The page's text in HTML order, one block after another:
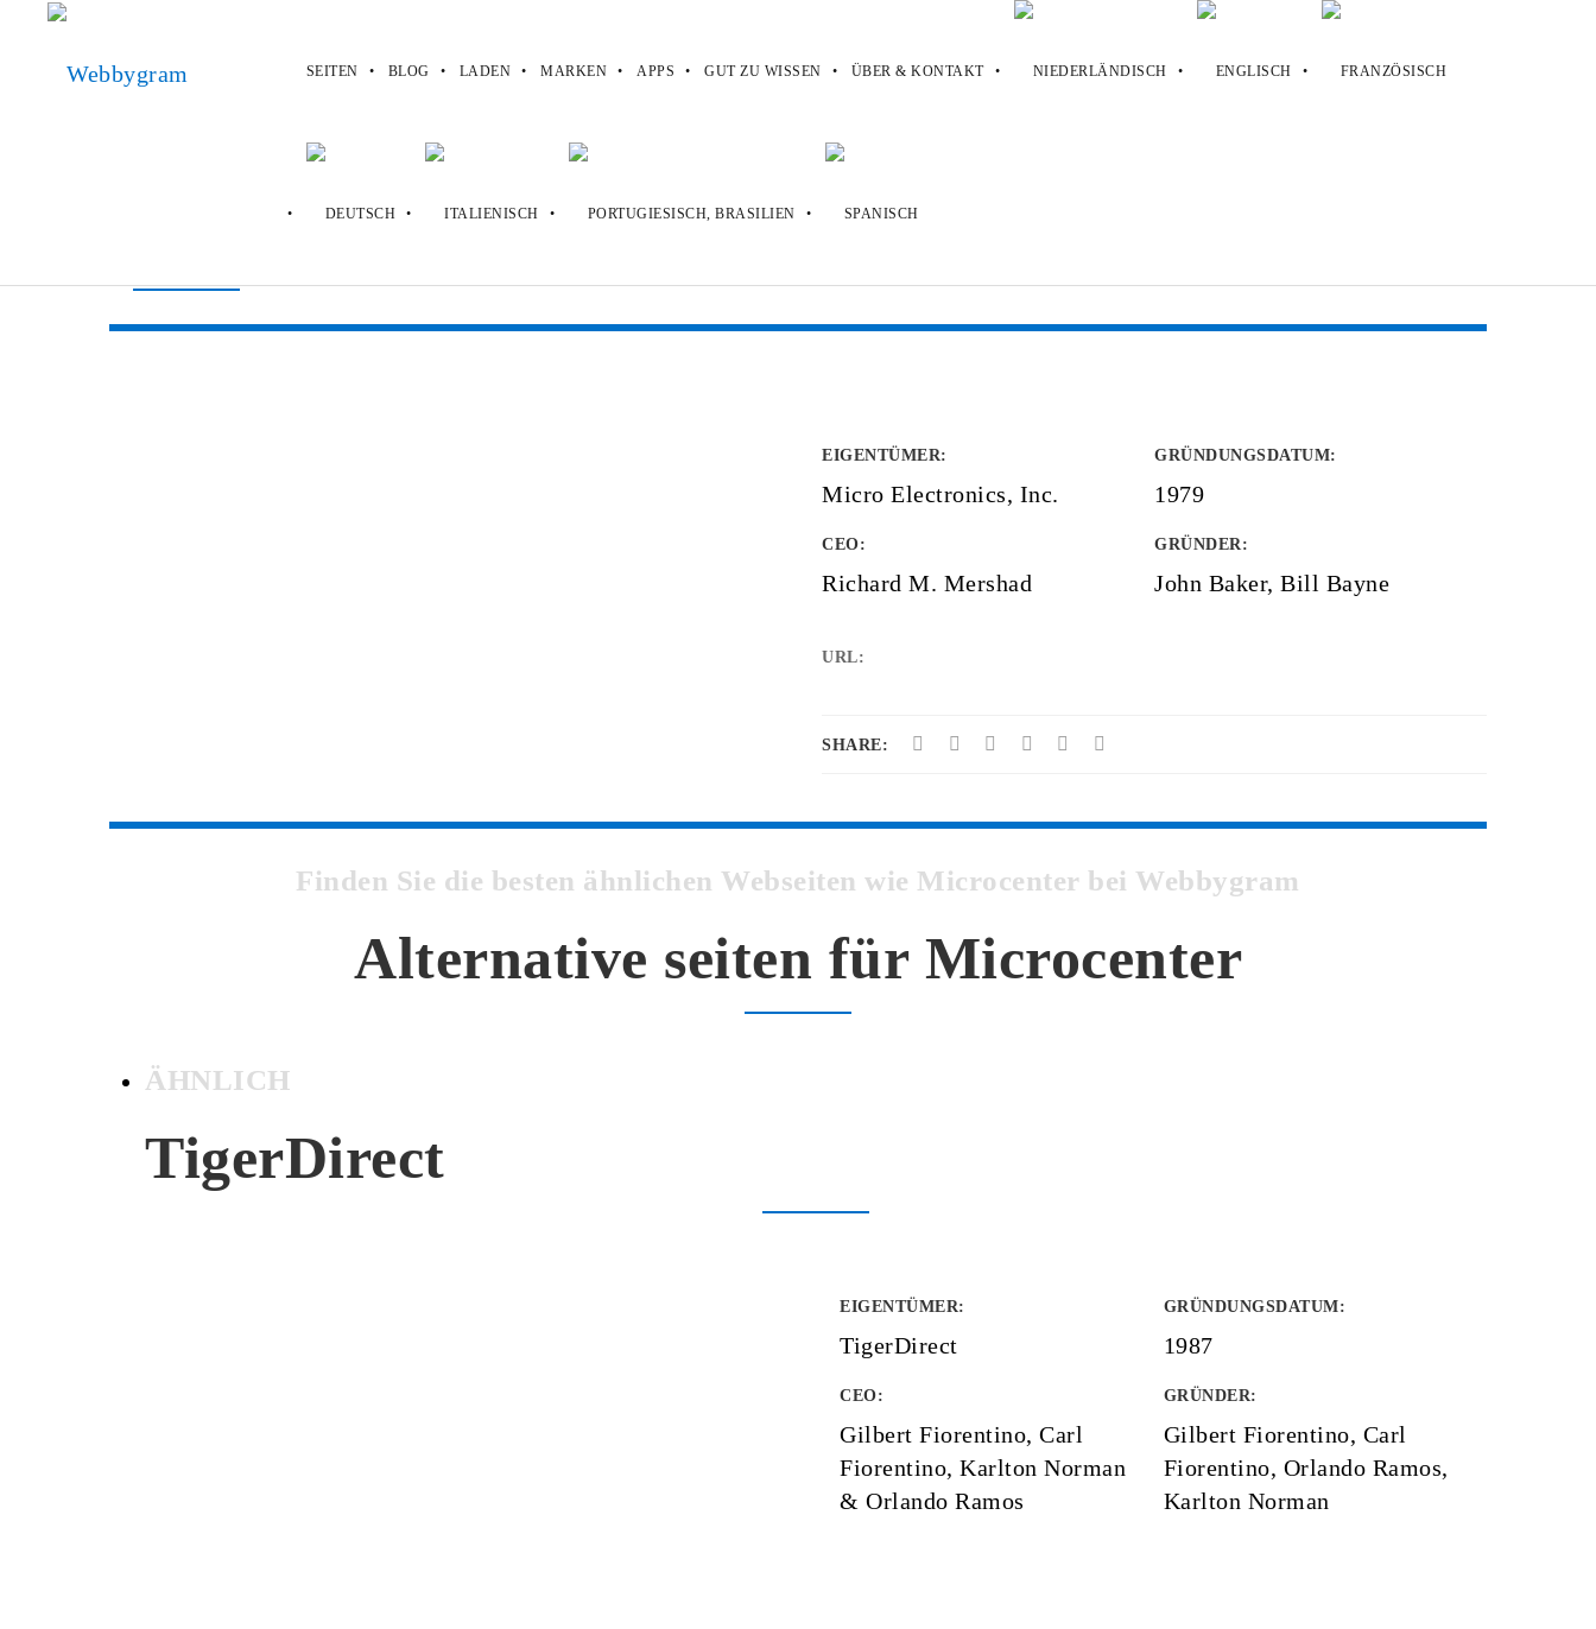
SEITEN BLOG LADEN MARKEN APPS GUT ZU WISSEN ÜBER & KONTAKT
Microcenter
EIGENTÜMER:
Micro Electronics, Inc.
GRÜNDUNGSDATUM:
1979
CEO:
Richard M. Mershad
GRÜNDER:
John Baker, Bill Bayne
URL:
SHARE:
Finden Sie die besten ähnlichen Webseiten wie Microcenter bei Webbygram
Alternative seiten für Microcenter
ÄHNLICH
TigerDirect
EIGENTÜMER:
TigerDirect
GRÜNDUNGSDATUM:
1987
CEO:
Gilbert Fiorentino, Carl
Fiorentino, Karlton Norman
& Orlando Ramos
GRÜNDER:
Gilbert Fiorentino, Carl
Fiorentino, Orlando Ramos,
Karlton Norman